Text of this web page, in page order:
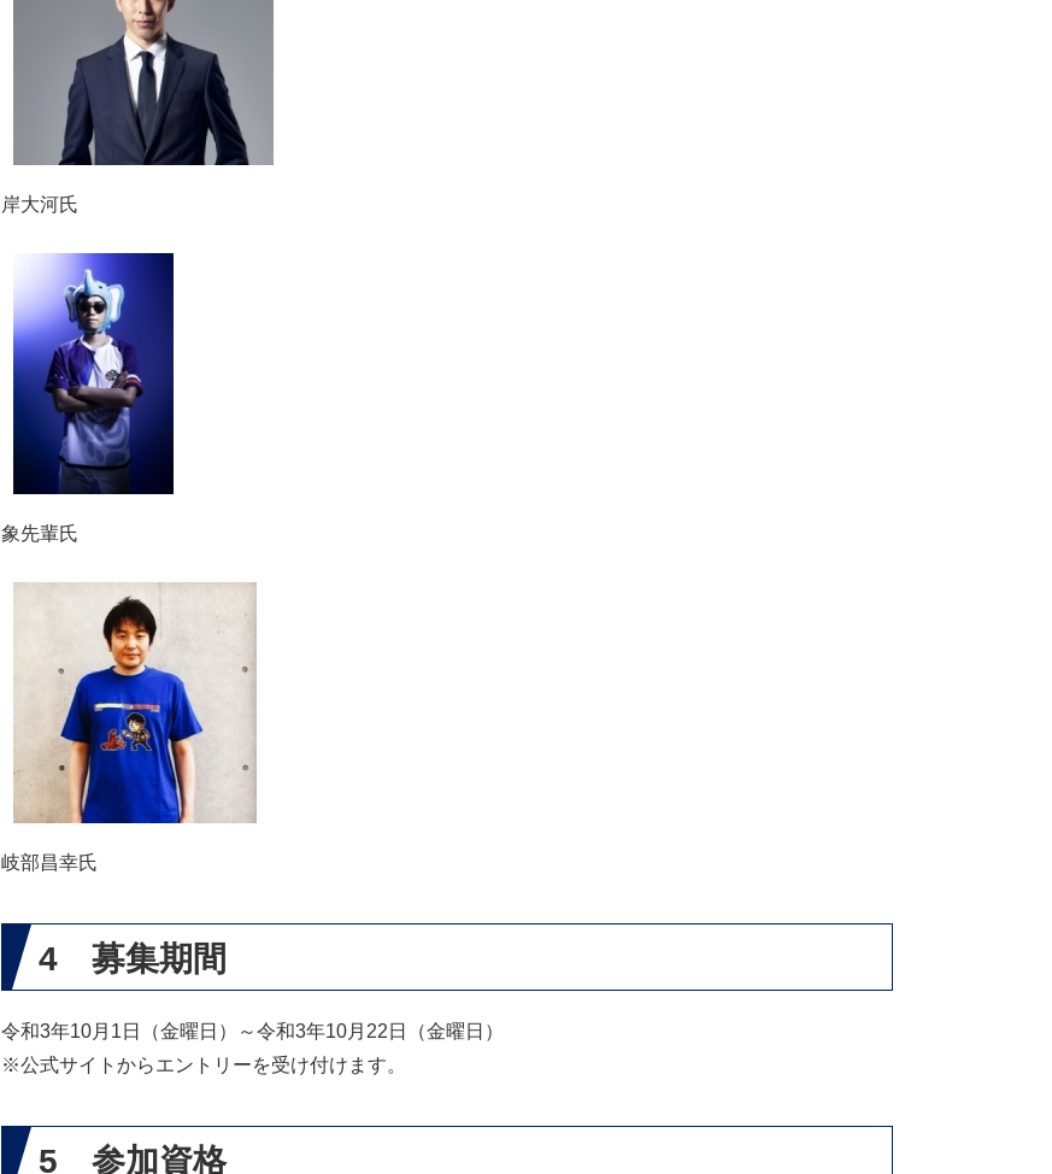
岸大河氏
象先輩氏
岐部昌幸氏
4 募集期間
令和3年10月1日（金曜日）～令和3年10月22日（金曜日）
※公式サイトからエントリーを受け付けます。
5 参加資格